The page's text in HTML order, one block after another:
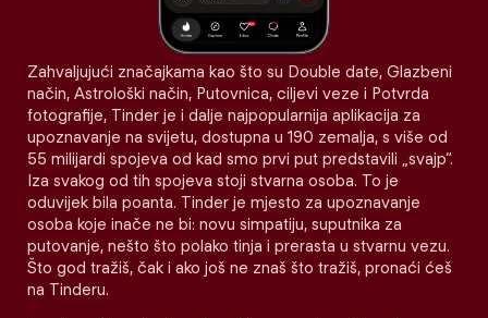
Zahvaljujući značajkama kao što su Double date, Glazbeni
način, Astrološki način, Putovnica, ciljevi veze i Potvrda
fotografije, Tinder je i dalje najpopularnija aplikacija za
upoznavanje na svijetu, dostupna u 190 zemalja, s više od
55 milijardi spojeva od kad smo prvi put predstavili „svajp“.
Iza svakog od tih spojeva stoji stvarna osoba. To je
oduvijek bila poanta. Tinder je mjesto za upoznavanje
osoba koje inače ne bi: novu simpatiju, suputnika za
putovanje, nešto što polako tinja i prerasta u stvarnu vezu.
Što god tražiš, čak i ako još ne znaš što tražiš, pronaći ćeš
na Tinderu.